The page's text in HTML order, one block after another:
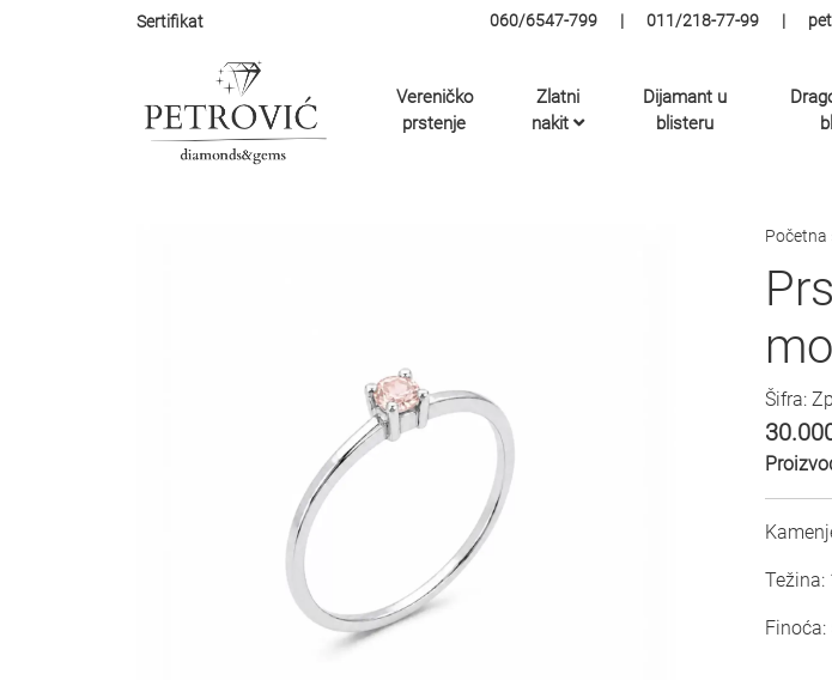
Sertifikat 060/6547-799 | 011/218-77-99 |
Vereničko
prstenje
Zlatni
nakit
Dijamant u
blisteru
Početna
Šifra:
Težina: